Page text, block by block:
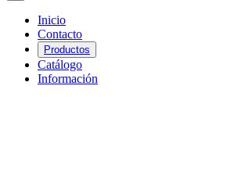
Inicio
Contacto
Productos
Catálogo
Información